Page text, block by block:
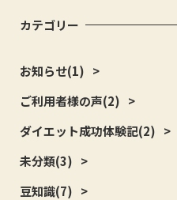
カテゴリー
お知らせ(1)
ご利用者様の声(2)
ダイエット成功体験記(2)
未分類(3)
豆知識(7)